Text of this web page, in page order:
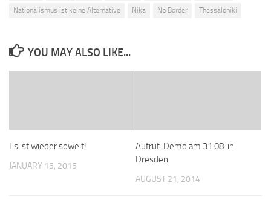
Nationalismus ist keine Alternative
Nika No Border Thessaloniki
YOU MAY ALSO LIKE...
Es ist wieder soweit!
JANUARY 15, 2015
Aufruf: Demo am 31.08. in
Dresden
AUGUST 21, 2014